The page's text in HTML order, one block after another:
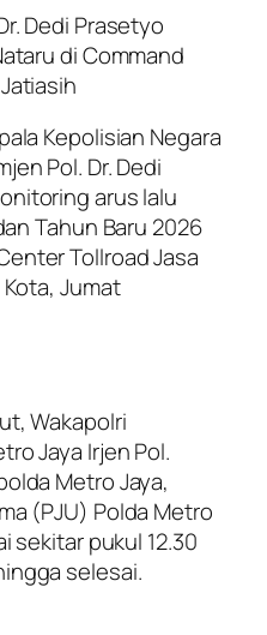
Dedi Prasetyo
di Command
Kepolisian Negara
Pol. Dr. Dedi
arus lalu
Tahun Baru 2026
Tollroad Jasa
Jumat
Wakapolri
Jaya Irjen Pol.
Metro Jaya,
(PJU) Polda Metro
sekitar pukul 12.30
selesai.